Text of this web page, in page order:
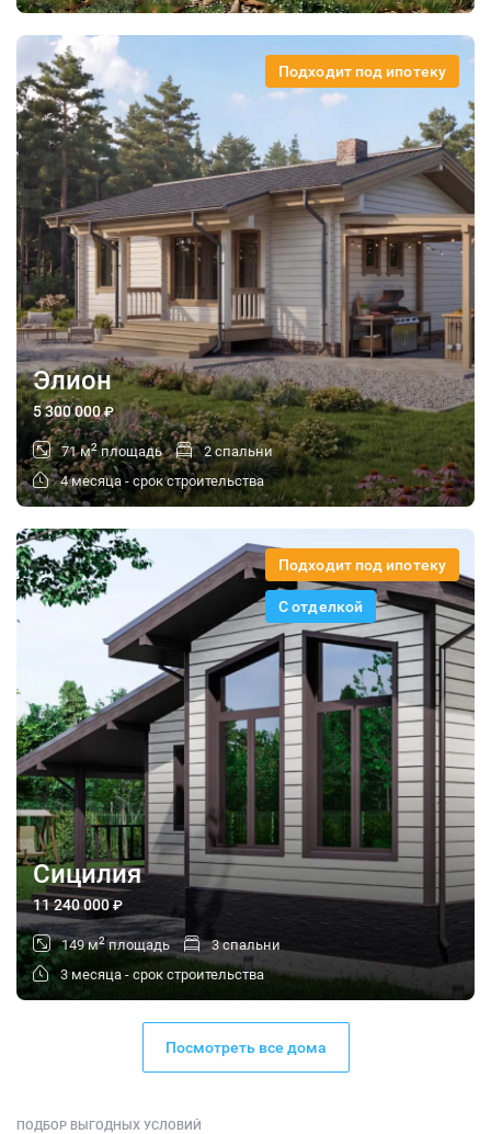
Подходит под ипотеку
Элион
5 300 000₽
71 м2площадь
2 спальни
4 месяца - срок строительства
Подходит под ипотеку
С отделкой
Сицилия
11 240 000₽
149 м2площадь
3 спальни
3 месяца - срок строительства
Посмотреть все дома
ПОДБОР ВЫГОДНЫХ УСЛОВИЙ